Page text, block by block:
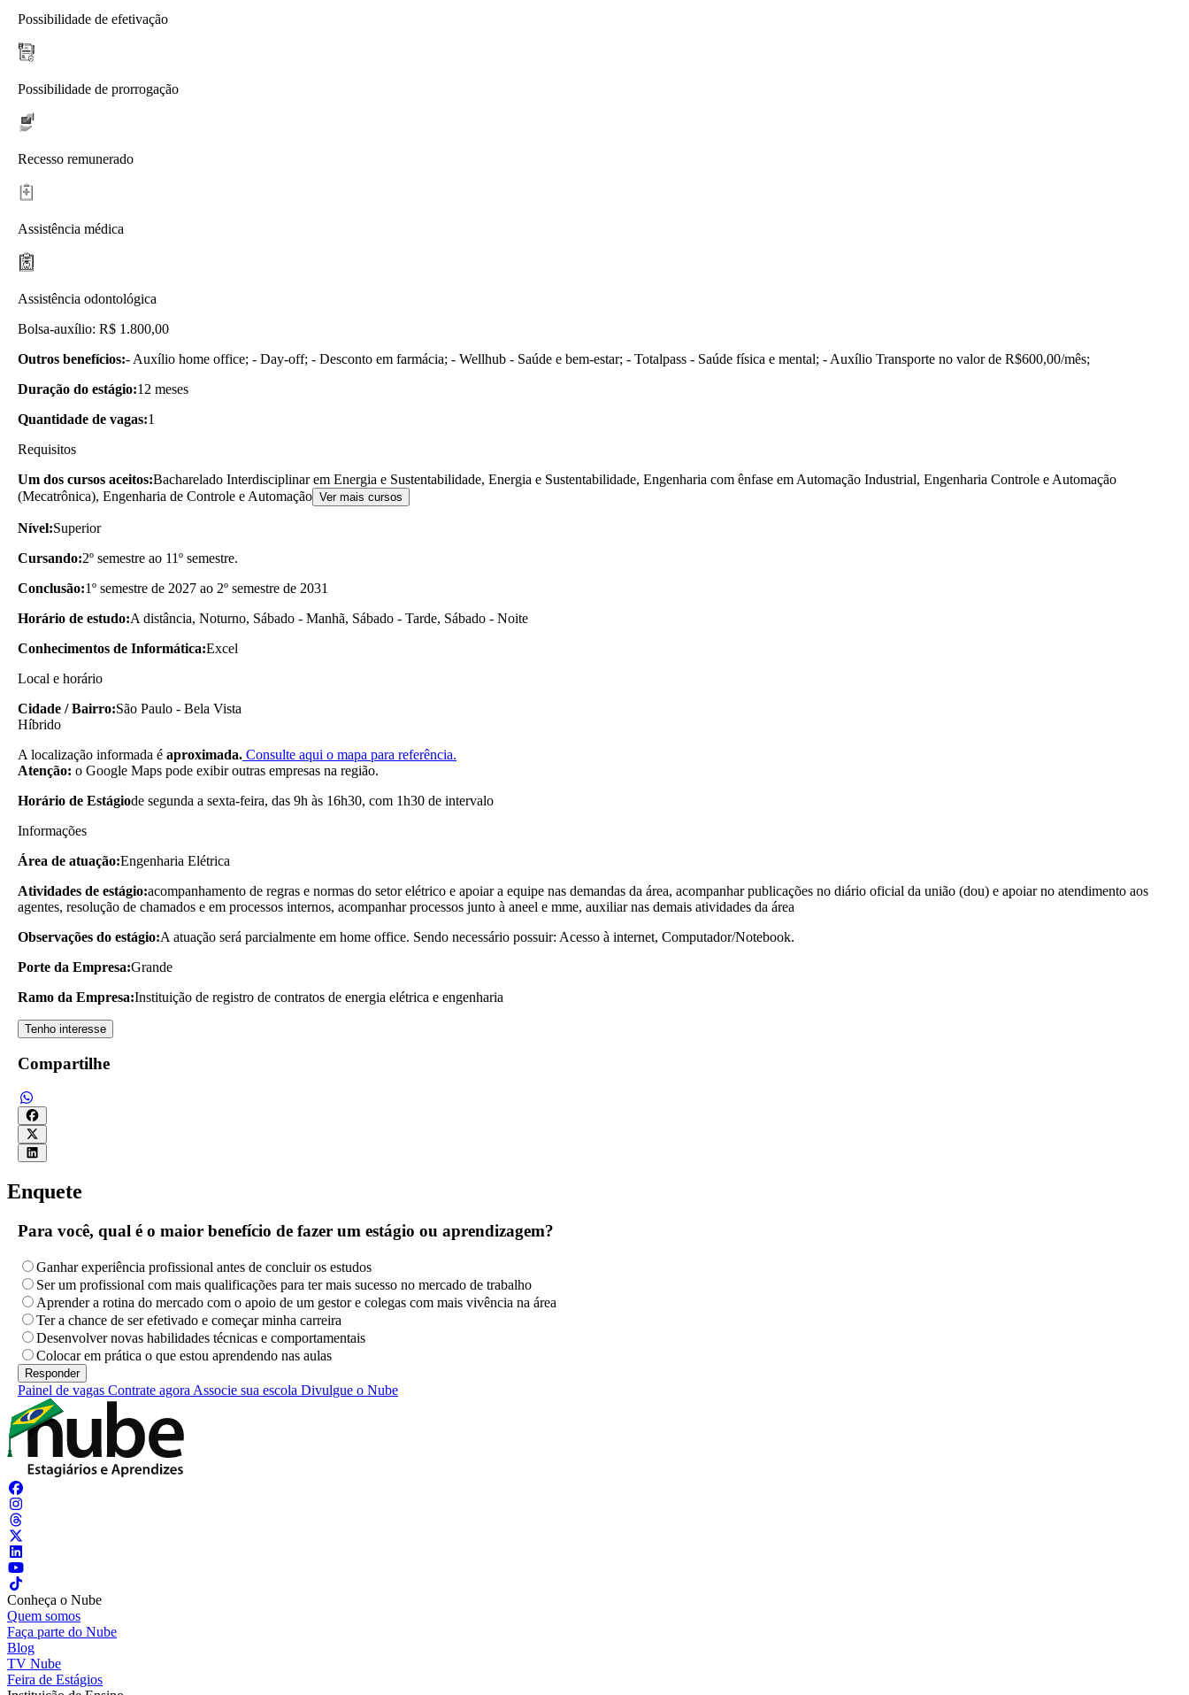
Possibilidade de efetivação
Possibilidade de prorrogação
Recesso remunerado
Assistência médica
Assistência odontológica
Bolsa-auxílio: R$ 1.800,00
Outros benefícios:- Auxílio home office; - Day-off; - Desconto em farmácia; - Wellhub - Saúde e bem-estar; - Totalpass - Saúde física e mental; - Auxílio Transporte no valor de R$600,00/mês;
Duração do estágio:12 meses
Quantidade de vagas:1
Requisitos
Um dos cursos aceitos:Bacharelado Interdisciplinar em Energia e Sustentabilidade, Energia e Sustentabilidade, Engenharia com ênfase em Automação Industrial, Engenharia Controle e Automação
(Mecatrônica), Engenharia de Controle e Automação Ver mais cursos
Nível:Superior
Cursando:2º semestre ao 11º semestre.
Conclusão:1º semestre de 2027 ao 2º semestre de 2031
Horário de estudo:A distância, Noturno, Sábado - Manhã, Sábado - Tarde, Sábado - Noite
Conhecimentos de Informática:Excel
Local e horário
Cidade / Bairro:São Paulo - Bela Vista
Híbrido
A localização informada é aproximada. Consulte aqui o mapa para referência.
Atenção: o Google Maps pode exibir outras empresas na região.
Horário de Estágiode segunda a sexta-feira, das 9h às 16h30, com 1h30 de intervalo
Informações
Área de atuação:Engenharia Elétrica
Atividades de estágio:acompanhamento de regras e normas do setor elétrico e apoiar a equipe nas demandas da área, acompanhar publicações no diário oficial da união (dou) e apoiar no atendimento aos
agentes, resolução de chamados e em processos internos, acompanhar processos junto à aneel e mme, auxiliar nas demais atividades da área
Observações do estágio:A atuação será parcialmente em home office. Sendo necessário possuir: Acesso à internet, Computador/Notebook.
Porte da Empresa:Grande
Ramo da Empresa:Instituição de registro de contratos de energia elétrica e engenharia
Tenho interesse
Compartilhe
Enquete
Para você, qual é o maior benefício de fazer um estágio ou aprendizagem?
Ganhar experiência profissional antes de concluir os estudos
Ser um profissional com mais qualificações para ter mais sucesso no mercado de trabalho
Aprender a rotina do mercado com o apoio de um gestor e colegas com mais vivência na área
Ter a chance de ser efetivado e começar minha carreira
Desenvolver novas habilidades técnicas e comportamentais
Colocar em prática o que estou aprendendo nas aulas
Painel de vagas Contrate agora Associe sua escola Divulgue o Nube
Conheça o Nube
Quem somos
Faça parte do Nube
Blog
TV Nube
Feira de Estágios